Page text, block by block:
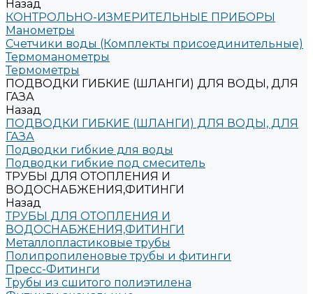
Назад
КОНТРОЛЬНО-ИЗМЕРИТЕЛЬНЫЕ ПРИБОРЫ
Манометры
Счетчики воды (Комплекты присоединительные)
Термоманометры
Термометры
ПОДВОДКИ ГИБКИЕ (ШЛАНГИ) ДЛЯ ВОДЫ, ДЛЯ
ГАЗА
Назад
ПОДВОДКИ ГИБКИЕ (ШЛАНГИ) ДЛЯ ВОДЫ, ДЛЯ
ГАЗА
Подводки гибкие для воды
Подводки гибкие под смеситель
ТРУБЫ ДЛЯ ОТОПЛЕНИЯ И
ВОДОСНАБЖЕНИЯ,ФИТИНГИ
Назад
ТРУБЫ ДЛЯ ОТОПЛЕНИЯ И
ВОДОСНАБЖЕНИЯ,ФИТИНГИ
Металлопластиковые трубы
Полипропиленовые трубы и фитинги
Пресс-Фитинги
Трубы из сшитого полиэтилена